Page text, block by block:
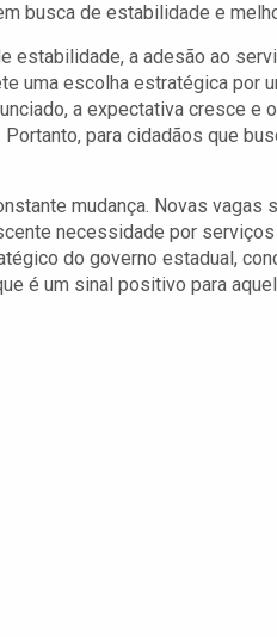
busca de estabilidade e
estabilidade, a adesão ao
uma escolha estratégica por
a expectativa cresce e
Portanto, para cidadãos que
mudança. Novas vagas
necessidade por
do governo estadual,
é um sinal positivo para